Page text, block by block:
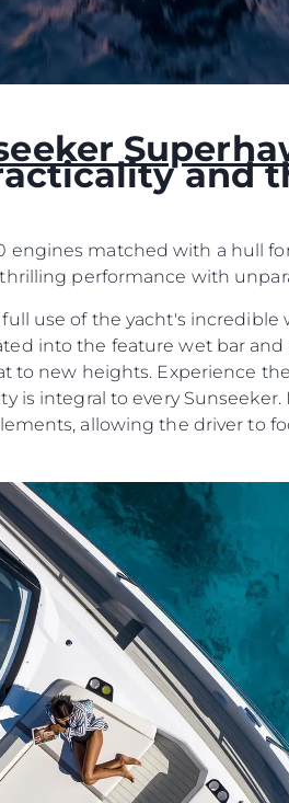
and
engines matched with a hull
performance with
use of the yacht's
into the feature wet bar and
to new heights. Experience
is integral to every
allowing the driver to